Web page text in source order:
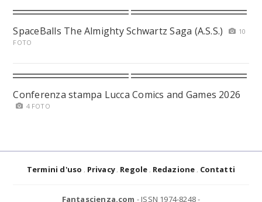
SpaceBalls The Almighty Schwartz Saga (A.S.S.)
10
FOTO
Conferenza stampa Lucca Comics and Games 2026
4 FOTO
Termini d'uso Privacy Regole Redazione Contatti
Fantascienza.com - ISSN 1974-8248 -